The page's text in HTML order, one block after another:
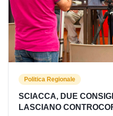
Politica Regionale
SCIACCA, DUE
LASCIANO